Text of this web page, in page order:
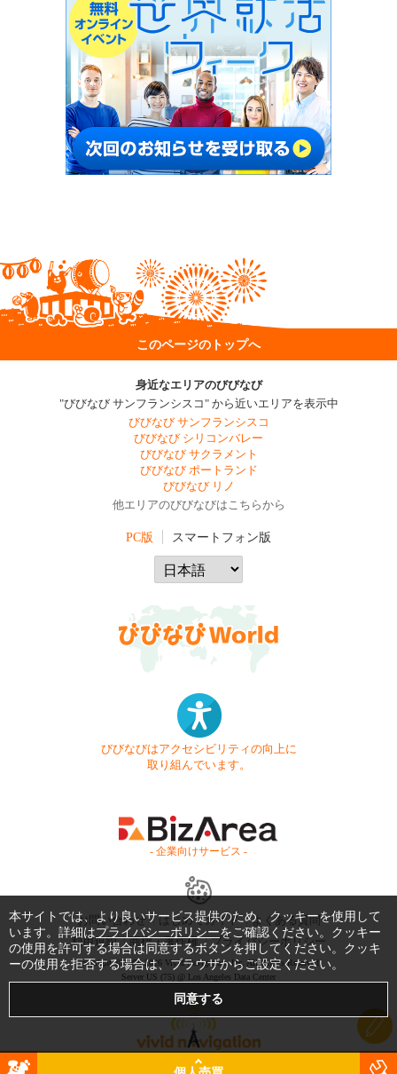
このページのトップへ
身近なエリアのびびなび
"びびなび サンフランシスコ" から近いエリアを表示中
びびなび サンフランシスコ
びびなび シリコンバレー
びびなび サクラメント
びびなび ポートランド
びびなび リノ
他エリアのびびなびはこちらから
PC版 スマートフォン版
びびなびはアクセシビリティの向上に
取り組んでいます。
- 企業向けサービス -
お問い合わせ はじめてガイド
よくある質問
利用規約
商標・著作権 プライバシーポリシー
Copyright © 1999-2026 Vivid Navigation, Inc. All Rights Reserved.
Server US (75) @ Los Angeles Data Center
本サイトでは、より良いサービス提供のため、クッキーを使用して
います。詳細はプライバシーポリシーをご確認ください。クッキー
の使用を許可する場合は同意するボタンを押してください。クッキ
ーの使用を拒否する場合は、ブラウザからご設定ください。